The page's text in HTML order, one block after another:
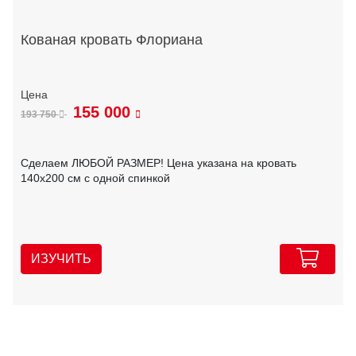
Кованая кровать Флориана
193 750 155 000
Сделаем ЛЮБОЙ РАЗМЕР! Цена указана на кровать
140х200 см с одной спинкой
ИЗУЧИТЬ